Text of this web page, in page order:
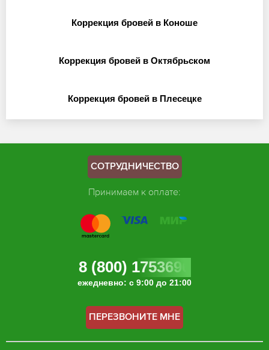
Коррекция бровей в Коноше
Коррекция бровей в Октябрьском
Коррекция бровей в Плесецке
СОТРУДНИЧЕСТВО
Принимаем к оплате:
8 (800) 1753696
ежедневно: с 9:00 до 21:00
ПЕРЕЗВОНИТЕ МНЕ